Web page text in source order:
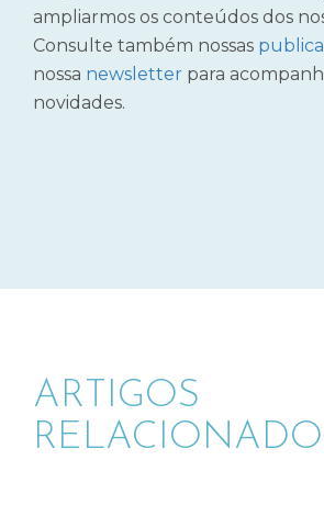
ampliarmos os conteúdos dos
Consulte também nossas
nossa newsletter para
novidades.
ARTIGOS